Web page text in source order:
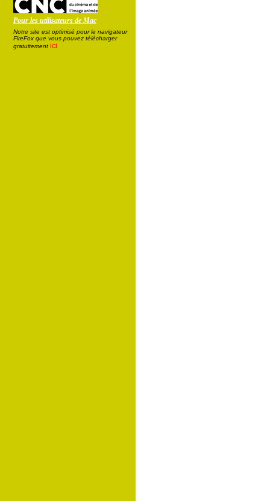
Pour les utilisateurs de Mac
Notre site est optimisé pour le navigateur
FireFox que vous pouvez télécharger
gratuitement ici